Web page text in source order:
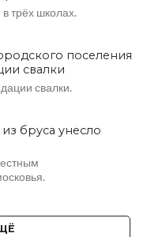
трёх школах.
поселения
свалки
свалки.
бруса унесло